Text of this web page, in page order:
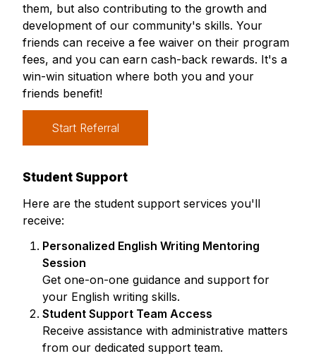
them, but also contributing to the growth and
development of our community's skills. Your
friends can receive a fee waiver on their program
fees, and you can earn cash-back rewards. It's a
win-win situation where both you and your
friends benefit!
Start Referral
Student Support
Here are the student support services you'll
receive:
Personalized English Writing Mentoring
Session
Get one-on-one guidance and support for
your English writing skills.
Student Support Team Access
Receive assistance with administrative matters
from our dedicated support team.